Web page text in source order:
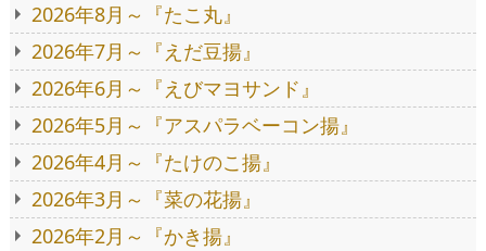
2026年8月～『たこ丸』
2026年7月～『えだ豆揚』
2026年6月～『えびマヨサンド』
2026年5月～『アスパラベーコン揚』
2026年4月～『たけのこ揚』
2026年3月～『菜の花揚』
2026年2月～『かき揚』